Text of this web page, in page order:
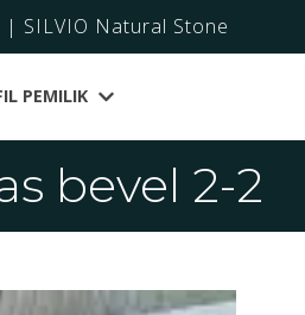
| SILVIO Natural Stone
PEMILIK
bevel 2-2